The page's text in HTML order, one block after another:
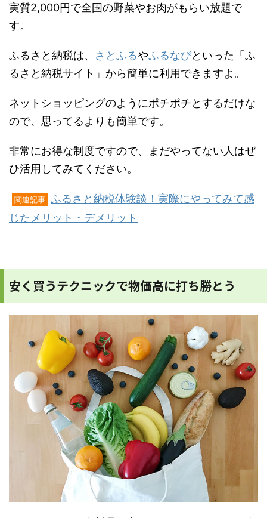
実質2,000円で全国の野菜やお肉がもらい放題で
す。
ふるさと納税は、 さとふるやふるなびといった「ふ
るさと納税サイト」から簡単に利用できますよ。
ネットショッピングのようにポチポチとするだけな
ので、思ってるよりも簡単です。
非常にお得な制度ですので、まだやってない人はぜ
ひ活用してみてください。
関連記事 ふるさと納税体験談！実際にやってみて感
じたメリット・デメリット
安く買うテクニックで物価高に打ち勝とう